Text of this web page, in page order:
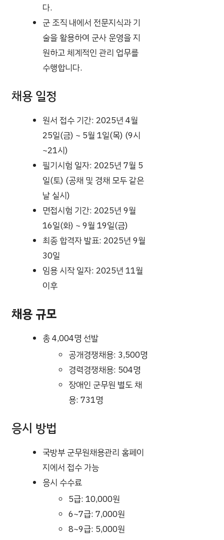
다.
군 조직 내에서 전문지식과 기
술을 활용하여 군사 운영을 지
원하고 체계적인 관리 업무를
수행합니다.
채용 일정
원서 접수 기간: 2025년 4월
25일(금) ~ 5월 1일(목) (9시
~21시)
필기시험 일자: 2025년 7월 5
일(토) (공채 및 경채 모두 같은
날 실시)
면접시험 기간: 2025년 9월
16일(화) ~ 9월 19일(금)
최종 합격자 발표: 2025년 9월
30일
임용 시작 일자: 2025년 11월
이후
채용 규모
총 4,004명 선발
공개경쟁채용: 3,500명
경력경쟁채용: 504명
장애인 군무원 별도 채
용: 731명
응시 방법
국방부 군무원채용관리 홈페이
지에서 접수 가능
응시 수수료
5급: 10,000원
6~7급: 7,000원
8~9급: 5,000원